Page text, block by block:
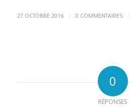
27 OCTOBRE 2016 / 0 COMMENTAIRES /
0
RÉPONSES